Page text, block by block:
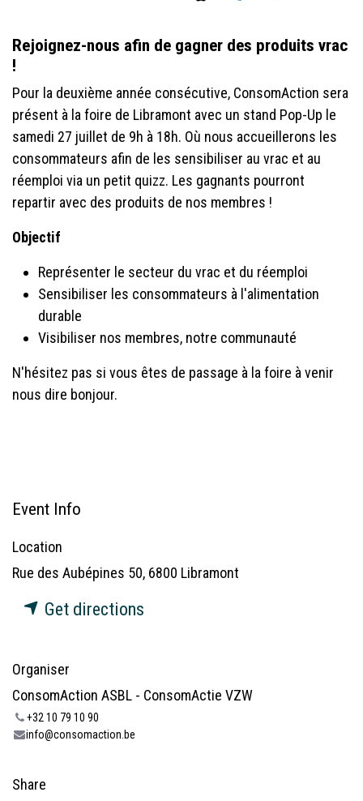
Rejoignez-nous afin de gagner des produits vrac
!
Pour la deuxième année consécutive, ConsomAction sera
présent à la foire de Libramont avec un stand Pop-Up le
samedi 27 juillet de 9h à 18h. Où nous accueillerons les
consommateurs afin de les sensibiliser au vrac et au
réemploi via un petit quizz. Les gagnants pourront
repartir avec des produits de nos membres !
Objectif
Représenter le secteur du vrac et du réemploi
Sensibiliser les consommateurs à l'alimentation
durable
Visibiliser nos membres, notre communauté
N'hésitez pas si vous êtes de passage à la foire à venir
nous dire bonjour.
Event Info
Location
Rue des Aubépines 50, 6800 Libramont
Get directions
Organiser
ConsomAction ASBL - ConsomActie VZW
+32 10 79 10 90
info@consomaction.be
Share